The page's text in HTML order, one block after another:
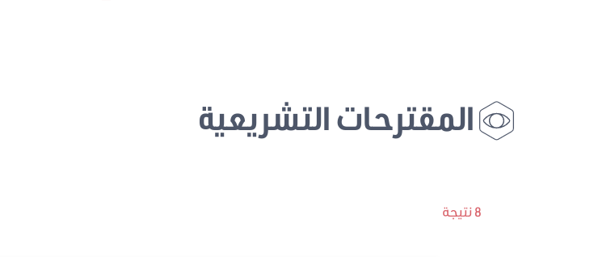
المقترحات التشريعية
8 نتيجة